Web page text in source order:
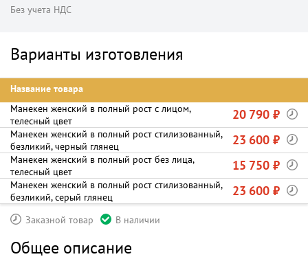
Без учета НДС
Варианты изготовления
Название товара
Манекен женский в полный рост с лицом,
телесный цвет
20 790 ₽
Манекен женский в полный рост стилизованный,
безликий, черный глянец
23 600 ₽
Манекен женский в полный рост без лица,
телесный цвет
15 750 ₽
Манекен женский в полный рост стилизованный,
безликий, серый глянец
23 600 ₽
Заказной товар В наличии
Общее описание